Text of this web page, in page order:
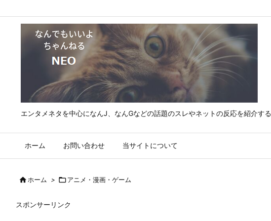
エンタメネタを中心になんJ、なんGなどの話題のスレやネットの反応を紹介する
ホーム お問い合わせ 当サイトについて
ホーム > アニメ・漫画・ゲーム
スポンサーリンク